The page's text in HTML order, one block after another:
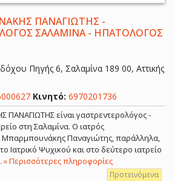
ΠΑΝΑΓΙΩΤΗΣ -
ΣΑΛΑΜΙΝΑ - ΗΠΑΤΟΛΟΓΟΣ
Πηγής 6, Σαλαμίνα 189 00, Αττικής
Κινητό: 6970201736
είναι γαστρεντερολόγος -
στη Σαλαμίνα. Ο ιατρός
Μπαρμπουνάκης Παναγιώτης, παράλληλα,
Ιατρικό Ψυχικού και στο δεύτερο ιατρείο
» Περισσότερες πληροφορίες
Προτεινόμενα